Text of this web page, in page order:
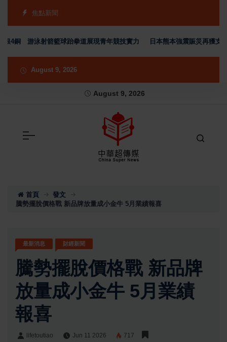
焦點新聞
銅 游泳射箭籃球跆拳道展現青年競技實力 日本熊本強震賑災再獲支持
August 9, 2026
August 9, 2026
首頁
發文
騰勢擺脫價格戰 新品牌放量成小金牛 5月業績報喜
最新消息 財經新聞
騰勢擺脫價格戰 新品牌
放量成小金牛 5月業績
報喜
lifetoutiao Jun 11 2026 717